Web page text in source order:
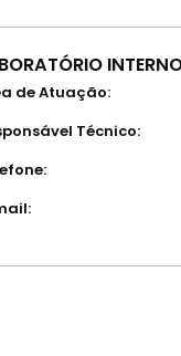
de Atuação:
Técnico: